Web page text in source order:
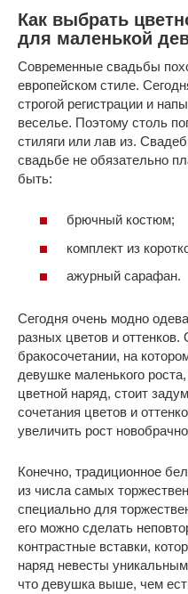
Как выбрать
для маленькой
Современные свадьбы
европейском стиле.
строгой регистрации и
веселье. Поэтому столь
стиляги или лав из.
свадьбе не обязательно
быть:
брючный костюм;
комплект из
ажурный сарафан.
Сегодня очень модно
разных цветов и
бракосочетании, на
девушке маленького
цветной наряд, стоит
сочетания цветов и
увеличить рост
Конечно, традиционное
из числа самых
специально для
его можно сделать
контрастные вставки,
наряд невесты
что девушка выше, чем